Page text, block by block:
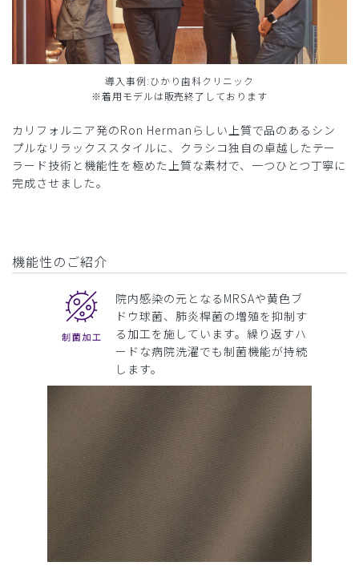
導入事例:ひかり歯科クリニック
※着用モデルは販売終了しております
カリフォルニア発のRon Hermanらしい上質で品のあるシン
プルなリラックススタイルに、クラシコ独自の卓越したテー
ラード技術と機能性を極めた上質な素材で、一つひとつ丁寧に
完成させました。
機能性のご紹介
院内感染の元となるMRSAや黄色ブ
ドウ球菌、肺炎桿菌の増殖を抑制す
る加工を施しています。繰り返すハ
ードな病院洗濯でも制菌機能が持続
します。